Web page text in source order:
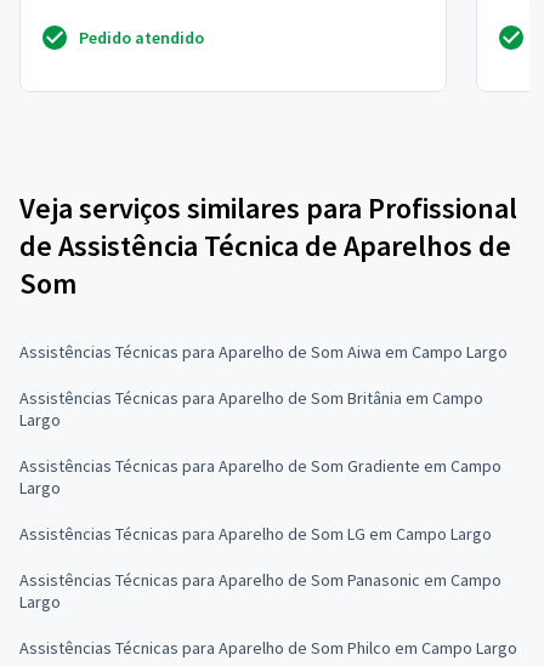
Pedido atendido
Veja serviços similares para Profissional
de Assistência Técnica de Aparelhos de
Som
Assistências Técnicas para Aparelho de Som Aiwa em Campo Largo
Assistências Técnicas para Aparelho de Som Britânia em Campo
Largo
Assistências Técnicas para Aparelho de Som Gradiente em Campo
Largo
Assistências Técnicas para Aparelho de Som LG em Campo Largo
Assistências Técnicas para Aparelho de Som Panasonic em Campo
Largo
Assistências Técnicas para Aparelho de Som Philco em Campo Largo